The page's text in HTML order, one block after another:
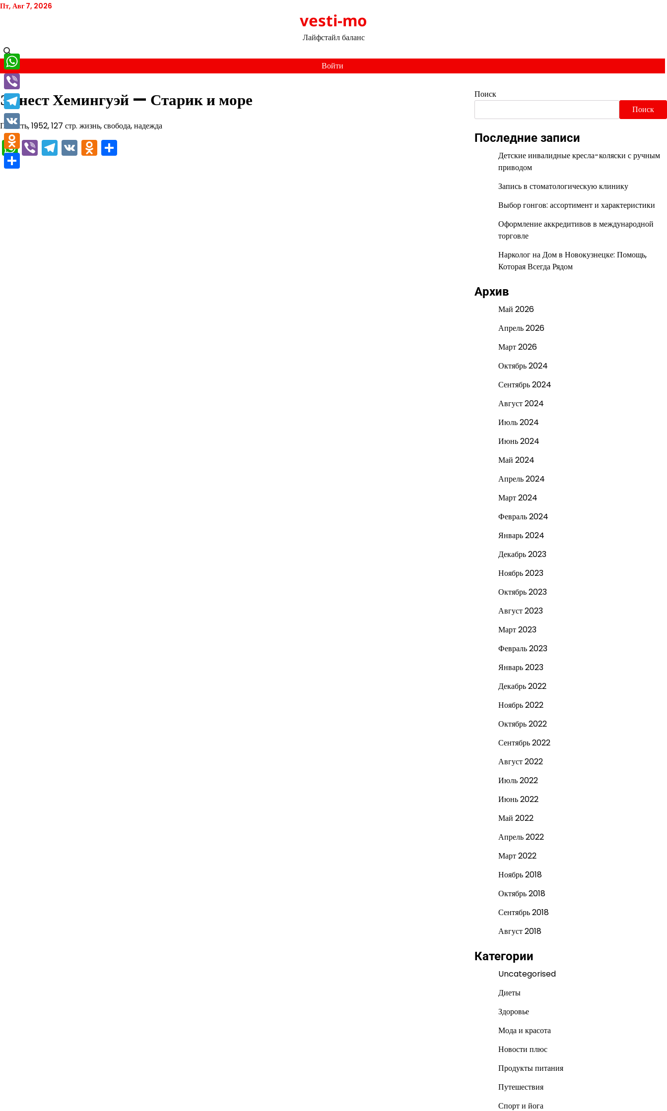
Перейти
Пт, Авг 7, 2026
vesti-mo
Лайфстайл баланс
Войти
Эрнест Хемингуэй — Старик и море
Повесть, 1952, 127 стр. жизнь, свобода, надежда
WhatsApp
ViberTelegram
VKOdnoklassniki
Поиск
Поиск
Последние записи
Детские инвалидные кресла-коляски с ручным
приводом
Запись в стоматологическую клинику
Выбор гонгов: ассортимент и характеристики
Оформление аккредитивов в международной
торговле
Нарколог на Дом в Новокузнецке: Помощь,
Которая Всегда Рядом
Архив
Май 2026
Апрель 2026
Март 2026
Октябрь 2024
Сентябрь 2024
Август 2024
Июль 2024
Июнь 2024
Май 2024
Апрель 2024
Март 2024
Февраль 2024
Январь 2024
Декабрь 2023
Ноябрь 2023
Октябрь 2023
Август 2023
Март 2023
Февраль 2023
Январь 2023
Декабрь 2022
Ноябрь 2022
Октябрь 2022
Сентябрь 2022
Август 2022
Июль 2022
Июнь 2022
Май 2022
Апрель 2022
Март 2022
Ноябрь 2018
Октябрь 2018
Сентябрь 2018
Август 2018
Категории
Uncategorised
Диеты
Здоровье
Мода и красота
Новости плюс
Продукты питания
Путешествия
Спорт и йога
WhatsApp
Viber
Telegram
VK
Odnoklassniki